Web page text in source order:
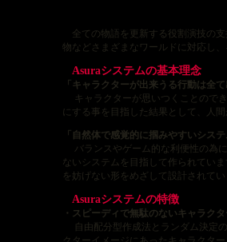
全ての物語を更新する役割演技の支
物などさまざまなワールドに対応し
Asuraシステムの基本理念
「キャラクターが出来うる行動は全
キャラクターが思いつくことので
にする事を目指した結果として、人
「自然体で感覚的に掴みやすいシステ
バランスやゲーム的な利便性の為
ないシステムを目指して作られてい
を妨げない形をめざして設計されてい
Asuraシステムの特徴
・スピーディで無駄のないキャラク
自由配分型作成法とランダム決定